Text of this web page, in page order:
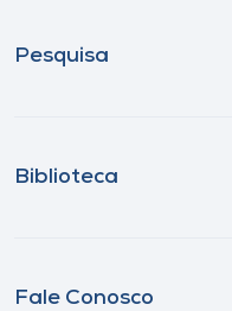
Pesquisa
Biblioteca
Fale Conosco